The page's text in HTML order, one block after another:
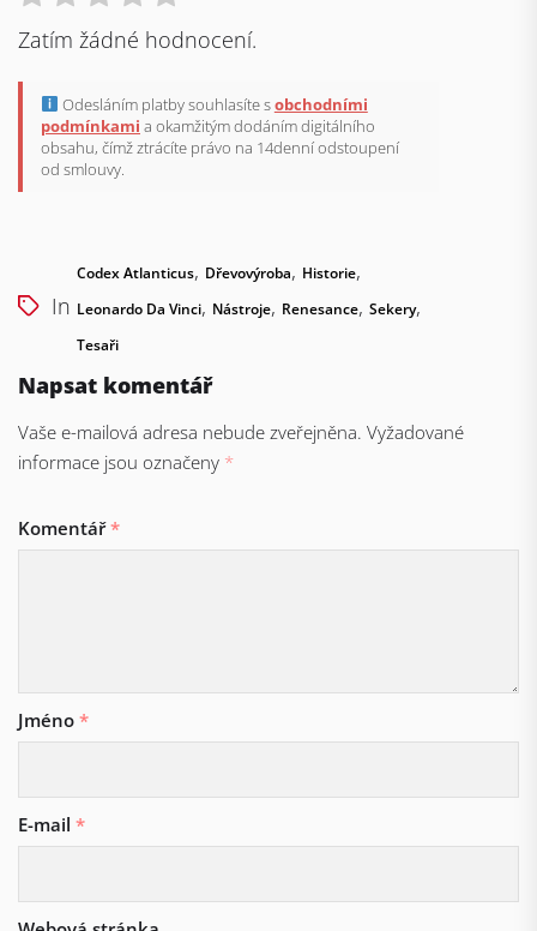
Zatím žádné hodnocení.
Odesláním platby souhlasíte sobchodními
podmínkami a okamžitým dodáním digitálního
obsahu, čímž ztrácíte právo na 14denní odstoupení
od smlouvy.
In
Codex Atlanticus, Dřevovýroba, Historie,
Leonardo Da Vinci, Nástroje, Renesance, Sekery,
Tesaři
Napsat komentář
Vaše e-mailová adresa nebude zveřejněna. Vyžadované
informace jsou označeny *
Komentář*
Jméno *
E-mail *